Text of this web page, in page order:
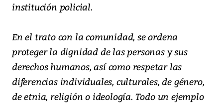
institución policial.
En el trato con la comunidad, se ordena
proteger la dignidad de las personas y sus
derechos humanos, así como respetar las
diferencias individuales, culturales, de género,
de etnia, religión o ideología. Todo un ejemplo